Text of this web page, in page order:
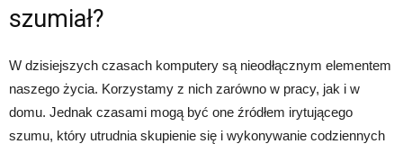
szumiał?
W dzisiejszych czasach komputery są nieodłącznym elementem
naszego życia. Korzystamy z nich zarówno w pracy, jak i w
domu. Jednak czasami mogą być one źródłem irytującego
szumu, który utrudnia skupienie się i wykonywanie codziennych